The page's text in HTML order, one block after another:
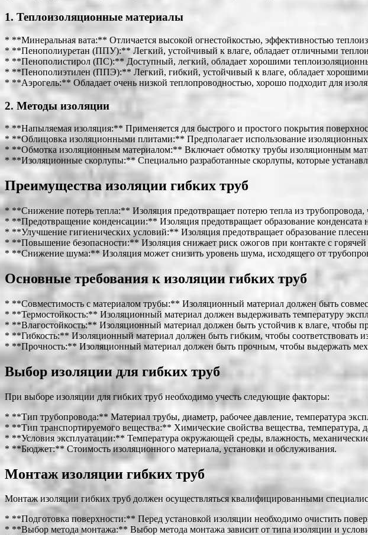
1. Теплоизоляционные материалы
* **Минеральная вата:** Отличается высокой огнестойкостью, эффективностью
* **Пенополиуретан (ППУ):** Легкий, устойчивый к влаге, обладает отличными
* **Пенополистирол (ПС):** Доступный, легкий, обладает хорошими
* **Пенополиэтилен (ППЭ):** Легкий, гибкий, устойчивый к влаге, обладает
* **Аэрогель:** Обладает очень низкой теплопроводностью, хорошо подходит для
2. Методы изоляции
* **Напыляемая изоляция:** Применяется для быстрого и простого покрытия
* **Облицовка изоляционными плитами:** Предполагает использование
* **Обмотка изоляционным материалом:** Включает обмотку трубы изоляционным
* **Изоляционные скорлупы:** Специально разработанные скорлупы, которые
Преимущества изоляции гибких труб
* **Снижение потерь тепла:** Изоляция предотвращает потерю тепла из трубопровода,
* **Предотвращение конденсации:** Изоляция предотвращает образование
* **Улучшение гигиенических условий:** Изоляция предотвращает образование
* **Повышение безопасности:** Изоляция снижает риск ожогов при контакте с горячей
* **Снижение шума:** Изоляция может снизить уровень шума, исходящего от
Основные требования к изоляции гибких труб
* **Совместимость с материалом трубы:** Изоляционный материал должен быть
* **Термостойкость:** Изоляционный материал должен выдерживать температуру
* **Влагостойкость:** Изоляционный материал должен быть устойчив к влаге, чтобы
* **Гибкость:** Изоляционный материал должен быть гибким, чтобы соответствовать
* **Прочность:** Изоляционный материал должен быть прочным, чтобы выдержать
Выбор изоляции для гибких труб
При выборе изоляции для гибких труб необходимо учесть следующие факторы:
* **Тип трубопровода:** Материал трубы, диаметр, рабочее давление, температура
* **Тип транспортируемого вещества:** Химические свойства вещества, температура,
* **Условия эксплуатации:** Температура окружающей среды, влажность,
* **Бюджет:** Стоимость изоляционного материала, установки и обслуживания.
Монтаж изоляции гибких труб
Монтаж изоляции гибких труб должен осуществляться квалифицированными
* **Подготовка поверхности:** Перед установкой изоляции необходимо очистить
* **Выбор метода монтажа:** Выбор метода монтажа зависит от типа изоляции и